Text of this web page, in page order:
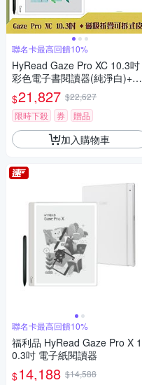
聯名卡最高回饋10%
HyRead Gaze Pro XC 10.3吋
彩色電子書閱讀器(純淨白)+磁
吸折疊可拆式皮套 (組合)
$21,827 $22,627
限時下殺
券 贈品
加入購物車
聯名卡最高回饋10%
福利品 HyRead Gaze Pro X 1
0.3吋 電子紙閱讀器
$14,188 $14,588